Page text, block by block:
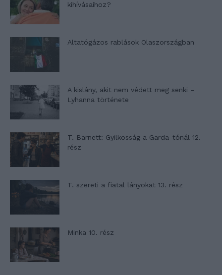
kihívásaihoz?
Altatógázos rablások Olaszországban
A kislány, akit nem védett meg senki –
Lyhanna története
T. Barnett: Gyilkosság a Garda-tónál 12.
rész
T. szereti a fiatal lányokat 13. rész
Minka 10. rész